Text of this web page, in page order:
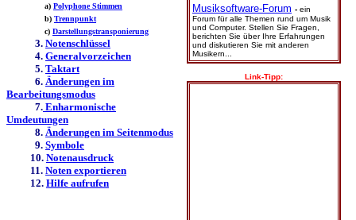
a) Polyphone Stimmen
b) Trennpunkt
c) Darstellungstransponierung
3. Notenschlüssel
4. Generalvorzeichen
5. Taktart
6. Änderungen im
Bearbeitungsmodus
7. Enharmonische
Umdeutungen
8. Änderungen im Seitenmodus
9. Symbole
10. Notenausdruck
11. Noten exportieren
12. Hilfe aufrufen
Musiksoftware-Forum - ein
Forum für alle Themen rund um Musik
und Computer. Stellen Sie Fragen,
berichten Sie über Ihre Erfahrungen
und diskutieren Sie mit anderen
Musikern...
Link-Tipp: